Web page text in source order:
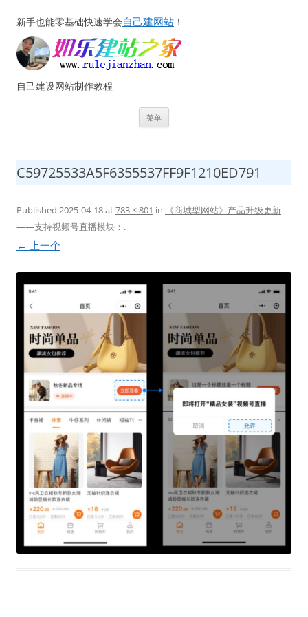
新手也能零基础快速学会自己建网站 ！
自己建设网站制作教程
菜单
C59725533A5F6355537FF9F1210ED791
Published 2025-04-18at783 × 801 in
《商城型网站》产品升级更新
——支持视频号直播模块： .
← 上一个